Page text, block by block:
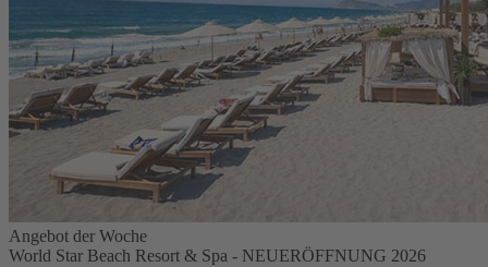
Angebot der Woche
World Star Beach Resort & Spa - NEUERÖFFNUNG 2026